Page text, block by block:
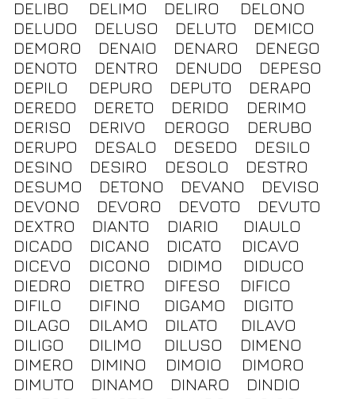
DELIBO
DELIMO DELIRO
DELONO
DELUDO
DELUSO DELUTO
DEMICO
DEMORO
DENAIO DENARO
DENEGO
DENOTO
DENTRO DENUDO
DEPESO
DEPILO
DEPURO DEPUTO
DERAPO
DEREDO
DERETO DERIDO
DERIMO
DERISO
DERIVO DEROGO
DERUBO
DERUPO
DESALO DESEDO
DESILO
DESINO
DESIRO DESOLO
DESTRO
DESUMO
DETONO DEVANO
DEVISO
DEVONO
DEVORO DEVOTO
DEVUTO
DEXTRO
DIANTO DIARIO
DIAULO
DICADO
DICANO DICATO
DICAVO
DICEVO
DICONO DIDIMO
DIDUCO
DIEDRO
DIETRO DIFESO
DIFICO
DIFILO
DIFINO DIGAMO
DIGITO
DILAGO
DILAMO DILATO
DILAVO
DILIGO
DILIMO DILUSO
DIMENO
DIMERO
DIMINO DIMOIO
DIMORO
DIMUTO
DINAMO DINARO
DINDIO